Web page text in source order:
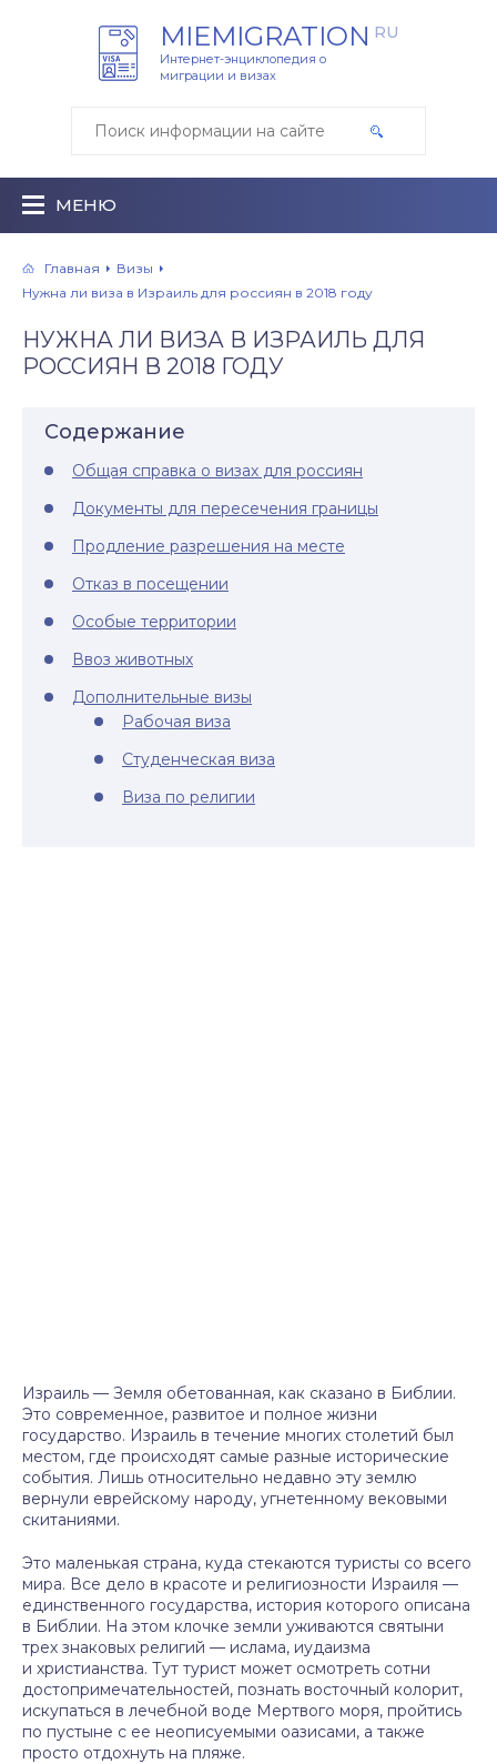
MIEMIGRATION RU
Интернет-энциклопедия о
миграции и визах
МЕНЮ
Главная
Визы
Нужна ли виза в Израиль для россиян в 2018 году
НУЖНА ЛИ ВИЗА В ИЗРАИЛЬ ДЛЯ
РОССИЯН В 2018 ГОДУ
Содержание
Общая справка о визах для россиян
Документы для пересечения границы
Продление разрешения на месте
Отказ в посещении
Особые территории
Ввоз животных
Дополнительные визы
Рабочая виза
Студенческая виза
Виза по религии
Израиль — Земля обетованная, как сказано в Библии.
Это современное, развитое и полное жизни
государство. Израиль в течение многих столетий был
местом, где происходят самые разные исторические
события. Лишь относительно недавно эту землю
вернули еврейскому народу, угнетенному вековыми
скитаниями.
Это маленькая страна, куда стекаются туристы со всего
мира. Все дело в красоте и религиозности Израиля —
единственного государства, история которого описана
в Библии. На этом клочке земли уживаются святыни
трех знаковых религий — ислама, иудаизма
и христианства. Тут турист может осмотреть сотни
достопримечательностей, познать восточный колорит,
искупаться в лечебной воде Мертвого моря, пройтись
по пустыне с ее неописуемыми оазисами, а также
просто отдохнуть на пляже.